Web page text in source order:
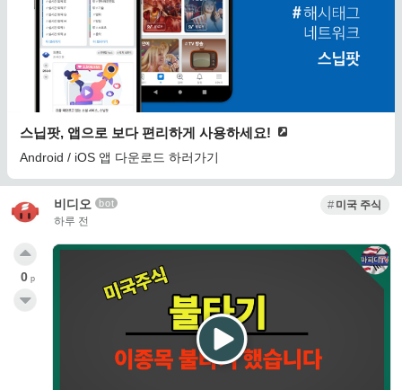
스닙팟, 앱으로 보다 편리하게 사용하세요!
Android / iOS 앱 다운로드 하러가기
비디오 bot
하루 전
미국 주식
0 p